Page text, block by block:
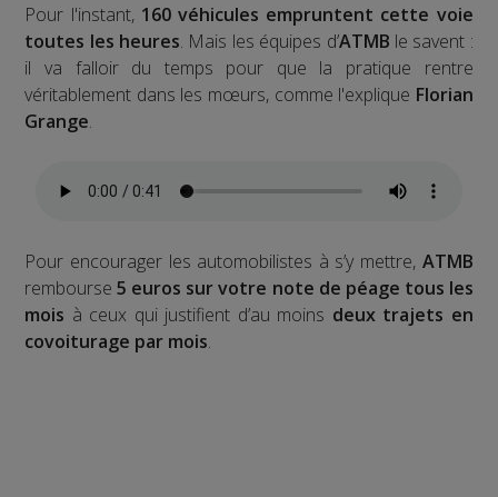
Pour l'instant, 160 véhicules empruntent cette voie
toutes les heures. Mais les équipes d’ATMB le savent :
il va falloir du temps pour que la pratique rentre
véritablement dans les mœurs, comme l'explique Florian
Grange.
Pour encourager les automobilistes à s’y mettre, ATMB
rembourse 5 euros sur votre note de péage tous les
mois à ceux qui justifient d’au moins deux trajets en
covoiturage par mois.